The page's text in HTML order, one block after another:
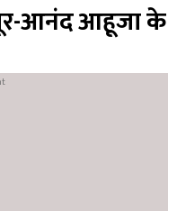
आनंद आहूजा के